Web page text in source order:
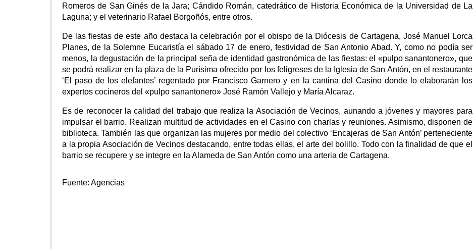
Romeros de San Ginés de la Jara; Cándido Román, catedrático de Historia Económica de la Universidad de La
Laguna; y el veterinario Rafael Borgoñós, entre otros.
De las fiestas de este año destaca la celebración por el obispo de la Diócesis de Cartagena, José Manuel Lorca
Planes, de la Solemne Eucaristía el sábado 17 de enero, festividad de San Antonio Abad. Y, como no podía ser
menos, la degustación de la principal seña de identidad gastronómica de las fiestas: el «pulpo sanantonero», que
se podrá realizar en la plaza de la Purísima ofrecido por los feligreses de la Iglesia de San Antón, en el restaurante
‘El paso de los elefantes’ regentado por Francisco Garnero y en la cantina del Casino donde lo elaborarán los
expertos cocineros del «pulpo sanantonero» José Ramón Vallejo y María Alcaraz.
Es de reconocer la calidad del trabajo que realiza la Asociación de Vecinos, aunando a jóvenes y mayores para
impulsar el barrio. Realizan multitud de actividades en el Casino con charlas y reuniones. Asimismo, disponen de
biblioteca. También las que organizan las mujeres por medio del colectivo ‘Encajeras de San Antón’ perteneciente
a la propia Asociación de Vecinos destacando, entre todas ellas, el arte del bolillo. Todo con la finalidad de que el
barrio se recupere y se integre en la Alameda de San Antón como una arteria de Cartagena.
Fuente: Agencias